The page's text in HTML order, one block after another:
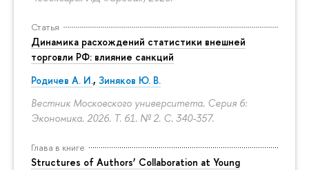
Статья
Динамика расхождений статистики внешней
торговли РФ: влияние санкций
Родичев А. И., Зиняков Ю. В.
Вестник Московского университета. Серия 6:
Экономика. 2026. Т. 61. № 2. С. 340-357.
Глава в книге
Structures of Authors’ Collaboration at Young